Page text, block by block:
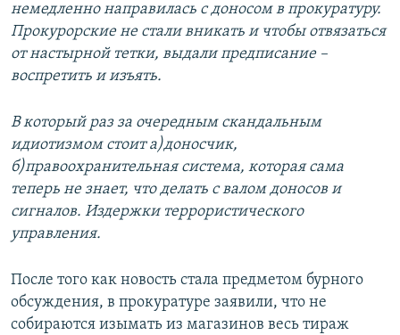
немедленно направилась с доносом в прокуратуру.
Прокурорские не стали вникать и чтобы отвязаться
от настырной тетки, выдали предписание –
воспретить и изъять.
В который раз за очередным скандальным
идиотизмом стоит а)доносчик,
б)правоохранительная система, которая сама
теперь не знает, что делать с валом доносов и
сигналов. Издержки террористического
управления.
После того как новость стала предметом бурного
обсуждения, в прокуратуре заявили, что не
собираются изымать из магазинов весь тираж